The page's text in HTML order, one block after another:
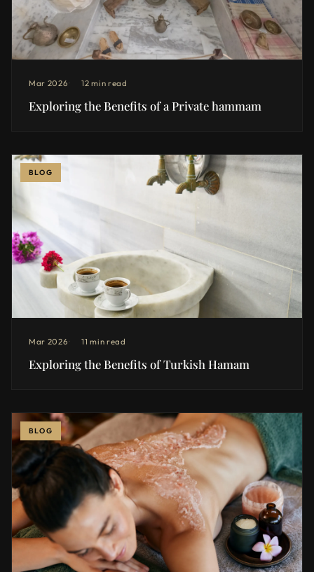
Mar 2026 12 min read
Exploring the Benefits of a Private hammam
BLOG
Mar 2026 11 min read
Exploring the Benefits of Turkish Hamam
BLOG